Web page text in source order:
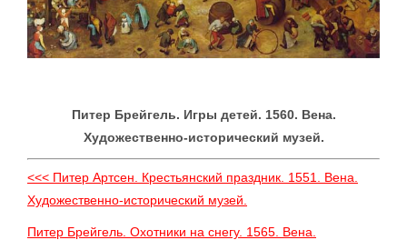
Питер Брейгель. Игры детей. 1560. Вена.
Художественно-исторический музей.
<<< Питер Артсен. Крестьянский праздник. 1551. Вена.
Художественно-исторический музей.
Питер Брейгель. Охотники на снегу. 1565. Вена.